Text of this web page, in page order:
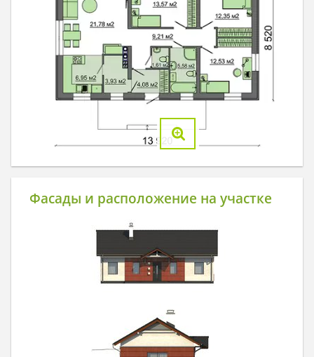
Фасады и расположение на участке